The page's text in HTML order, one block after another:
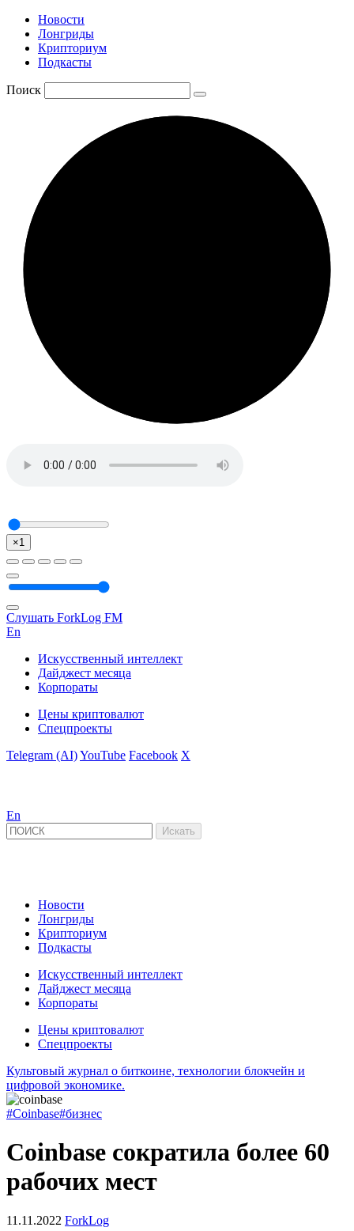
Новости
Лонгриды
Крипториум
Подкасты
Поиск
×1
Слушать ForkLog FM
En
Искусственный интеллект
Дайджест месяца
Корпораты
Цены криптовалют
Спецпроекты
Telegram (AI)YouTube Facebook X
En
Новости
Лонгриды
Крипториум
Подкасты
Искусственный интеллект
Дайджест месяца
Корпораты
Цены криптовалют
Спецпроекты
Культовый журнал о биткоине, технологии блокчейн и
цифровой экономике.
#Coinbase#бизнес
Coinbase сократила более 60
рабочих мест
11.11.2022 ForkLog